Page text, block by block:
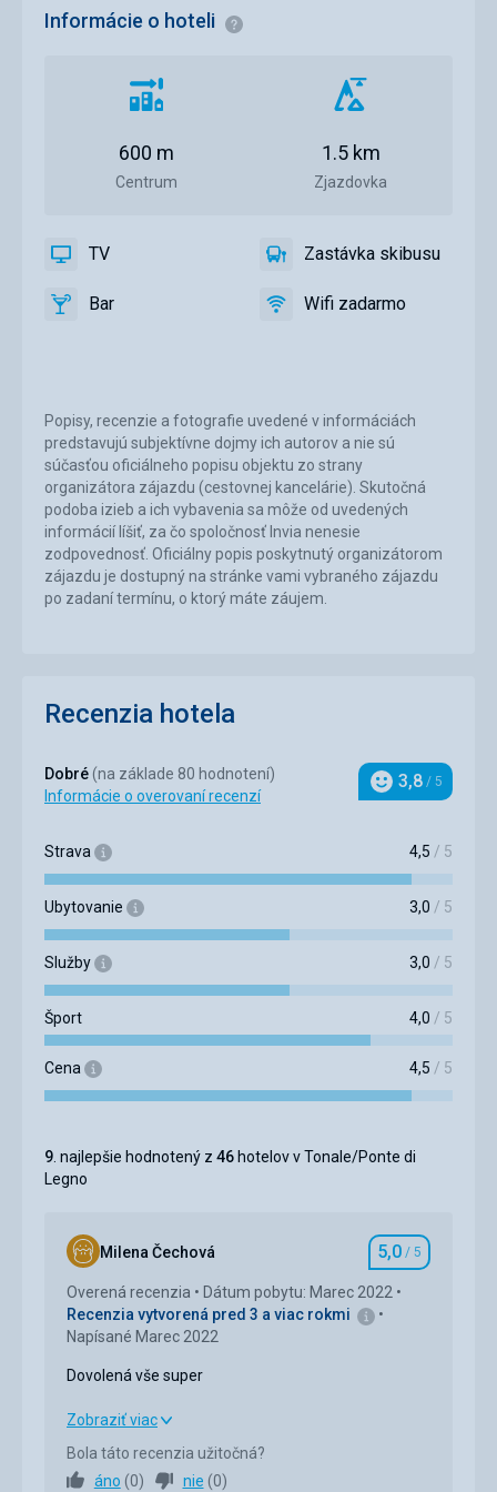
Popisy, recenzie a fotografie uvedené v informáciách
predstavujú subjektívne dojmy ich autorov a nie sú
súčasťou oficiálneho popisu objektu zo strany
organizátora zájazdu (cestovnej kancelárie). Skutočná
podoba izieb a ich vybavenia sa môže od uvedených
informácií líšiť, za čo spoločnosť Invia nenesie
zodpovednosť. Oficiálny popis poskytnutý organizátorom
zájazdu je dostupný na stránke vami vybraného zájazdu
po zadaní termínu, o ktorý máte záujem.
Informácie o hoteli Informácie
Vzdialenosť
centra
Centrum
600 m
Vzdialenosť
zjazdovky
Zjazdovka
1.5 km
TV TV
áno
ZastávkaZastávka skibusu
áno
Bar Bar
áno
Wifi
Wifi zadarmo
áno
Recenzia hotela
Dobré (na základe 80 hodnotení)
Informácie o overovaní recenzí
Hodnotenie
3,8 / 5
Strava 4,5 / 5
Ubytovanie 3,0 / 5
Služby 3,0 / 5
Šport 4,0 / 5
Cena 4,5 / 5
9. najlepšie hodnotený z 46 hotelov v Tonale/Ponte di
Legno
Milena Čechová Hodnotenie
5,0 / 5
Overená recenzia
Dátum pobytu: Marec 2022
Recenzia vytvorená pred 3 a viac rokmi
Napísané Marec 2022
Dovolená vše super
Dovolená vše super
Strava
Zobraziť viac
Bola táto recenzia užitočná?
áno (0) nie (0)